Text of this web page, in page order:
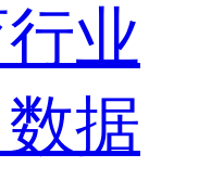
业
数据